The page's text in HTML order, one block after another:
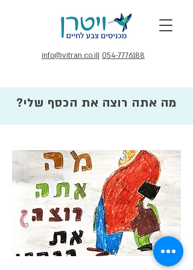
info@vitran.co.il| 054-7776188
מה אתה רוצה את הכסף שלי?